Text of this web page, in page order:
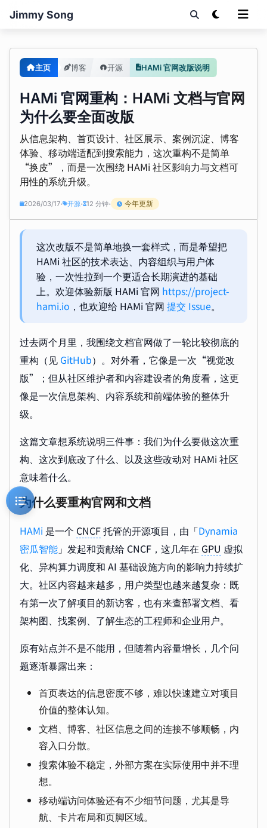
Jimmy Song
主页 博客 开源 HAMi 官网改版说明
HAMi 官网重构：HAMi 文档与官网
为什么要全面改版
从信息架构、首页设计、社区展示、案例沉淀、博客
体验、移动端适配到搜索能力，这次重构不是简单
“换皮”，而是一次围绕 HAMi 社区影响力与文档可
用性的系统升级。
2026/03/17• 开源• 12 分钟• 今年更新
这次改版不是简单地换一套样式，而是希望把
HAMi 社区的技术表达、内容组织与用户体
验，一次性拉到一个更适合长期演进的基础
上。欢迎体验新版 HAMi 官网 https://project-
hami.io ，也欢迎给 HAMi 官网 提交 Issue。
过去两个月里，我围绕文档官网做了一轮比较彻底的
重构（见 GitHub）。对外看，它像是一次“视觉改
版”；但从社区维护者和内容建设者的角度看，这更
像是一次信息架构、内容系统和前端体验的整体升
级。
这篇文章想系统说明三件事：我们为什么要做这次重
构、这次到底改了什么、以及这些改动对 HAMi 社区
意味着什么。
为什么要重构官网和文档
HAMi 是一个 CNCF托管的开源项目，由「Dynamia
密瓜智能 」发起和贡献给 CNCF，这几年在 GPU 虚拟
化、异构算力调度和 AI 基础设施方向的影响力持续扩
大。社区内容越来越多，用户类型也越来越复杂：既
有第一次了解项目的新访客，也有来查部署文档、看
架构图、找案例、了解生态的工程师和企业用户。
原有站点并不是不能用，但随着内容量增长，几个问
题逐渐暴露出来：
首页表达的信息密度不够，难以快速建立对项目
价值的整体认知。
文档、博客、社区信息之间的连接不够顺畅，内
容入口分散。
搜索体验不稳定，外部方案在实际使用中并不理
想。
移动端访问体验还有不少细节问题，尤其是导
航、卡片布局和页脚区域。